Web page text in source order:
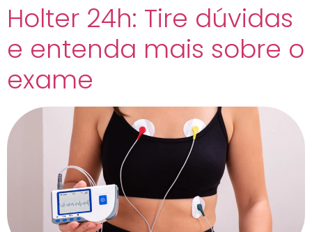
Holter 24h: Tire dúvidas
e entenda mais sobre o
exame